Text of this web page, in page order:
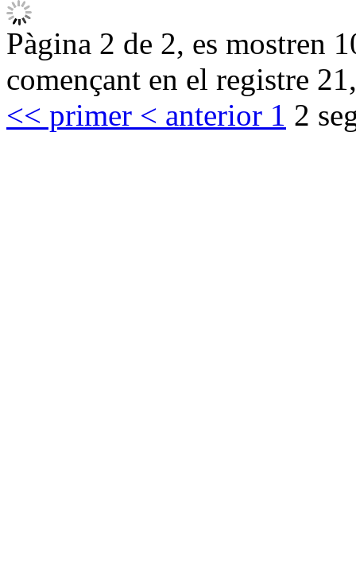
Pàgina 2 de 2, es mostren
començant en el registre
<< primer < anterior 1 2